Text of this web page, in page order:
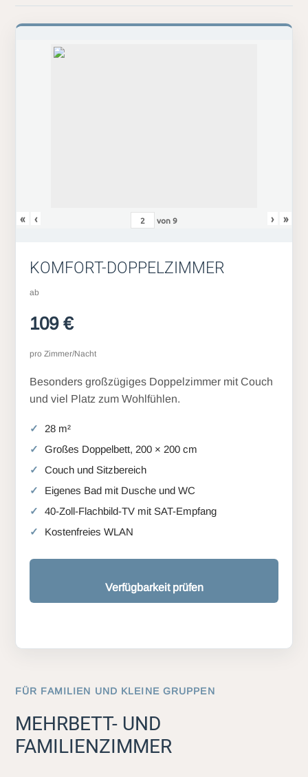
« ‹ von9 › »
KOMFORT-DOPPELZIMMER
ab
109 €
pro Zimmer/Nacht
Besonders großzügiges Doppelzimmer mit Couch
und viel Platz zum Wohlfühlen.
28 m²
Großes Doppelbett, 200 × 200 cm
Couch und Sitzbereich
Eigenes Bad mit Dusche und WC
40-Zoll-Flachbild-TV mit SAT-Empfang
Kostenfreies WLAN
Verfügbarkeit prüfen
FÜR FAMILIEN UND KLEINE GRUPPEN
MEHRBETT- UND
FAMILIENZIMMER